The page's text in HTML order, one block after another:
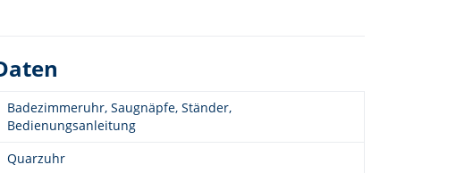
Badezimmeruhr, Saugnäpfe, Ständer,
Bedienungsanleitung
Quarzuhr